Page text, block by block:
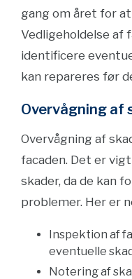
gang om året for
Vedligeholdelse af
identificere
kan repareres før
Overvågning af
Overvågning af
facaden. Det er
skader, da de kan
problemer. Her er
Inspektion af
eventuelle
Notering af